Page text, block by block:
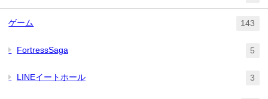
ゲーム 143
FortressSaga 5
LINEイートホール 3